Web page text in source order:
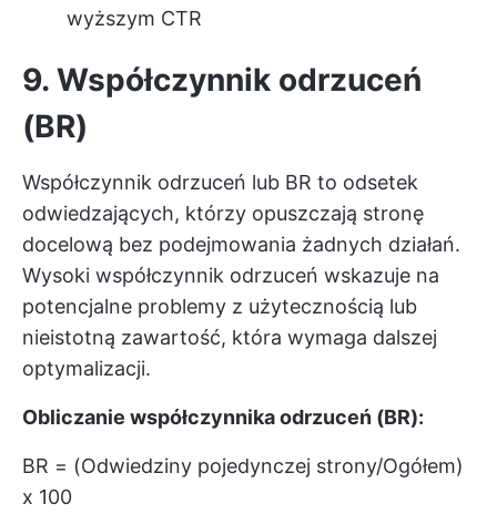
wyższym CTR
9. Współczynnik odrzuceń
(BR)
Współczynnik odrzuceń lub BR to odsetek
odwiedzających, którzy opuszczają stronę
docelową bez podejmowania żadnych działań.
Wysoki współczynnik odrzuceń wskazuje na
potencjalne problemy z użytecznością lub
nieistotną zawartość, która wymaga dalszej
optymalizacji.
Obliczanie współczynnika odrzuceń (BR):
BR = (Odwiedziny pojedynczej strony/Ogółem)
x 100